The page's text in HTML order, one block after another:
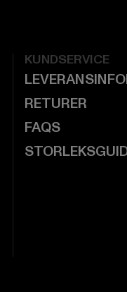
KUNDSERVICE
RETURER
FAQS